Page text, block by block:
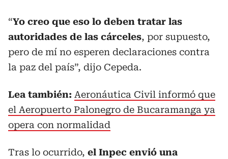
“Yo creo que eso lo deben tratar las
autoridades de las cárceles, por supuesto,
pero de mí no esperen declaraciones contra
la paz del país”, dijo Cepeda.
Lea también: Aeronáutica Civil informó que
el Aeropuerto Palonegro de Bucaramanga ya
opera con normalidad
Tras lo ocurrido, el Inpec envió una